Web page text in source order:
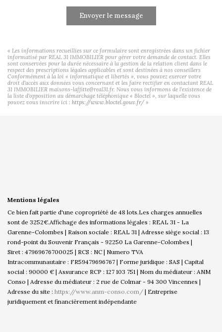
Envoyer le message
« Les informations recueillies sur ce formulaire sont enregistrées dans un fichier
informatisé par REAL 31 IMMOBILIER pour gérer votre demande de contact. Elles
sont conservées pour la durée nécessaire à la gestion de la relation client dans le
respect des prescriptions légales applicables et sont destinées à nos conseillers
Conformément à la loi « informatique et libertés », vous pouvez exercer votre
droit d'accès aux données vous concernant et les faire rectifier en contactant REAL
31 IMMOBILIER maisons-laffitte@real31.fr. Nous vous informons de l'existence de
la liste d'opposition au démarchage téléphonique « Bloctel », sur laquelle vous
pouvez vous inscrire ici : https://www.bloctel.gouv.fr/ »
Mentions légales
Ce bien fait partie d'une copropriété de 48 lots.Les charges annuelles
sont de 3252€.Affichage des informations légales : REAL 31 - La
Garenne-Colombes | Raison sociale : REAL 31 | Adresse siège social : 13
rond-point du Souvenir Français - 92250 La Garenne-Colombes |
Siret : 47969676700025 | RCS : NC | Numero TVA
Intracommunautaire : FR59479696767 | Forme juridique : SAS | Capital
social : 90000 € | Assurance RCP : 127 103 751 | Nom du médiateur : ANM
Conso | Adresse du médiateur : 2 rue de Colmar - 94 300 Vincennes |
Adresse du site : https://www.anm-conso.com/ | Entreprise
juridiquement et financièrement indépendante